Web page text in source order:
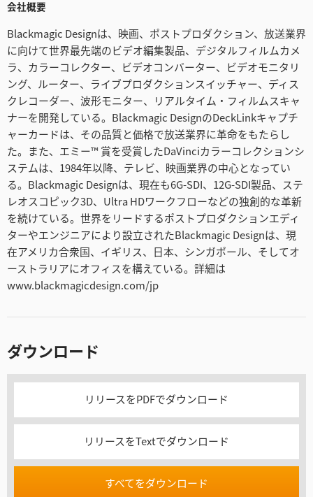
会社概要
Blackmagic Designは、映画、ポストプロダクション、放送業界
に向けて世界最先端のビデオ編集製品、デジタルフィルムカメ
ラ、カラーコレクター、ビデオコンバーター、ビデオモニタリ
ング、ルーター、ライブプロダクションスイッチャー、ディス
クレコーダー、波形モニター、リアルタイム・フィルムスキャ
ナーを開発している。Blackmagic DesignのDeckLinkキャプチ
ャーカードは、その品質と価格で放送業界に革命をもたらし
た。また、エミー™ 賞を受賞したDaVinciカラーコレクションシ
ステムは、1984年以降、テレビ、映画業界の中心となってい
る。Blackmagic Designは、現在も6G-SDI、12G-SDI製品、ステ
レオスコピック3D、Ultra HDワークフローなどの独創的な革新
を続けている。世界をリードするポストプロダクションエディ
ターやエンジニアにより設立されたBlackmagic Designは、現
在アメリカ合衆国、イギリス、日本、シンガポール、そしてオ
ーストラリアにオフィスを構えている。詳細は
www.blackmagicdesign.com/jp
ダウンロード
リリースをPDFでダウンロード
リリースをTextでダウンロード
すべてをダウンロード